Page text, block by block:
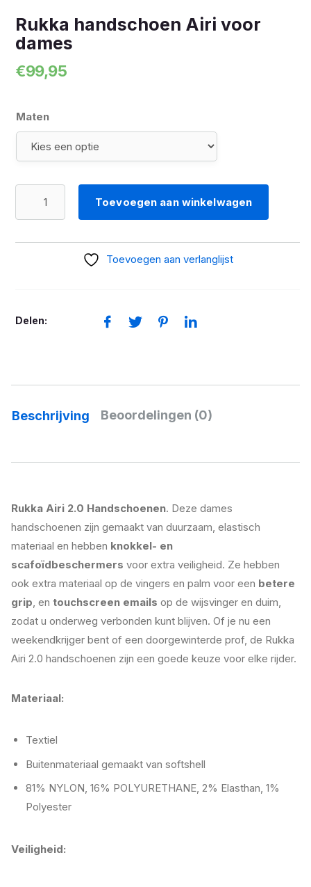
Rukka handschoen Airi voor
dames
€99,95
Maten
Toevoegen aan winkelwagen
Toevoegen aan verlanglijst
Delen:
Beschrijving Beoordelingen (0)
Rukka Airi 2.0 Handschoenen. Deze dames
handschoenen zijn gemaakt van duurzaam, elastisch
materiaal en hebben knokkel- en
scafoïdbeschermers voor extra veiligheid. Ze hebben
ook extra materiaal op de vingers en palm voor een betere
grip , en touchscreen emails op de wijsvinger en duim,
zodat u onderweg verbonden kunt blijven. Of je nu een
weekendkrijger bent of een doorgewinterde prof, de Rukka
Airi 2.0 handschoenen zijn een goede keuze voor elke rijder.
Materiaal:
Textiel
Buitenmateriaal gemaakt van softshell
81% NYLON, 16% POLYURETHANE, 2% Elasthan, 1%
Polyester
Veiligheid: